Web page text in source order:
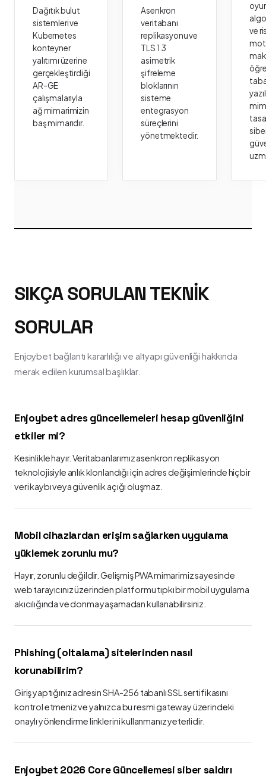
Dağıtık bulut
sistemleri ve
Kubernetes
konteyner
yalıtımı üzerine
gerçekleştirdiği
AR-GE
çalışmalarıyla
ağ mimarimizin
baş mimarıdır.
Asenkron
veritabanı
replikasyonu ve
TLS 1.3
asimetrik
şifreleme
bloklarının
sisteme
entegrasyon
süreçlerini
yönetmektedir.
ve
SIKÇA SORULAN TEKNIK
SORULAR
Enjoybet bağlantı kararlılığı ve altyapı güvenliği hakkında
merak edilen kurumsal başlıklar.
Enjoybet adres güncellemeleri hesap güvenliğini
etkiler mi?
Kesinlikle hayır. Veritabanlarımız asenkron replikasyon
teknolojisiyle anlık klonlandığı için adres değişimlerinde hiçbir
veri kaybı veya güvenlik açığı oluşmaz.
Mobil cihazlardan erişim sağlarken uygulama
yüklemek zorunlu mu?
Hayır, zorunlu değildir. Gelişmiş PWA mimarimiz sayesinde
web tarayıcınız üzerinden platformu tıpkı bir mobil uygulama
akıcılığında ve donma yaşamadan kullanabilirsiniz.
Phishing (oltalama) sitelerinden nasıl
korunabilirim?
Giriş yaptığınız adresin SHA-256 tabanlı SSL sertifikasını
kontrol etmeniz ve yalnızca bu resmi gateway üzerindeki
onaylı yönlendirme linklerini kullanmanız yeterlidir.
Enjoybet 2026 Core Güncellemesi siber saldırı